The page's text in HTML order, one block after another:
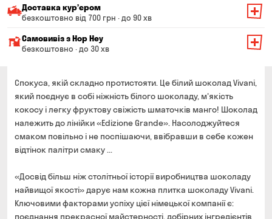
Доставка курʼєром
безкоштовно від 700 грн · до 90 хв
Мінімальна сума всього замовлення — 200 грн
Вартість доставки залежить від суми всього замовлення:
Від 300 до 399 грн 99 грн
Від 400 до 699 грн 79 грн
Від 700 грн безкоштовно
Термін доставки — до 90 хвилин
Оплата:
готівкою кур'єру
банківською картою на сайті
Самовивіз з Hop Hey
безкоштовно · до 30 хв
Час складання замовлення — до 30 хв
Можете без черги забрати з магазину в зручний для
Вас час
Оплата:
готівкою в магазині
банківською картою на сайті та в магазині
Спокуса, якій складно протистояти. Це білий шоколад Vivani,
який поєднує в собі ніжність білого шоколаду, м'якість
кокосу і легку фруктову свіжість шматочків манго! Шоколад
належить до лінійки «Edizione Grande». Насолоджуйтеся
смаком повільно і не поспішаючи, ввібравши в себе кожен
відтінок палітри смаку ...
«Досвід більш ніж столітньої історії виробництва шоколаду
найвищої якості» дарує нам кожна плитка шоколаду Vivani.
Ключовими факторами успіху цієї німецької компанії є:
поєднання прекрасної майстерності, добірних інгредієнтів